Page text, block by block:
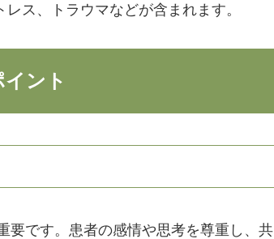
ス、トラウマなどが含まれます。
ント
要です。患者の感情や思考を尊重し、共